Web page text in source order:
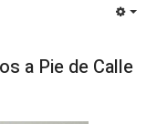
a Pie de Calle